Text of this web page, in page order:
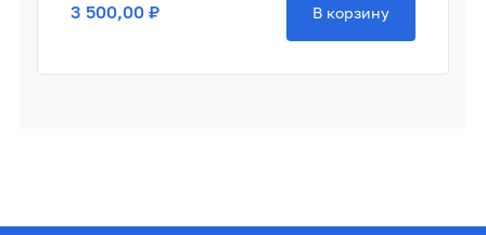
3 500,00 ₽ В корзину